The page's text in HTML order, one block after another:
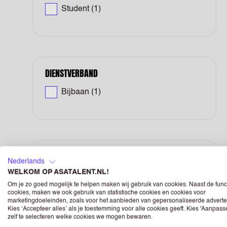
Student (1)
DIENSTVERBAND
Bijbaan (1)
Parttime (1)
Nederlands
WELKOM OP ASATALENT.NL!
Om je zo goed mogelijk te helpen maken wij gebruik van cookies. Naast de
cookies, maken we ook gebruik van statistische cookies en cookies voor
marketingdoeleinden, zoals voor het aanbieden van gepersonaliseerde
Kies ‘Accepteer alles’ als je toestemming voor alle cookies geeft. Kies
zelf te selecteren welke cookies we mogen bewaren.